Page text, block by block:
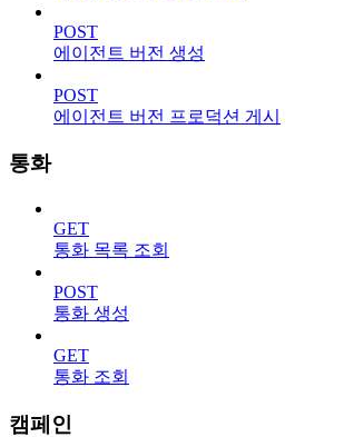
POST
에이전트 버전 생성
POST
에이전트 버전 프로덕션 게시
통화
GET
통화 목록 조회
POST
통화 생성
GET
통화 조회
캠페인